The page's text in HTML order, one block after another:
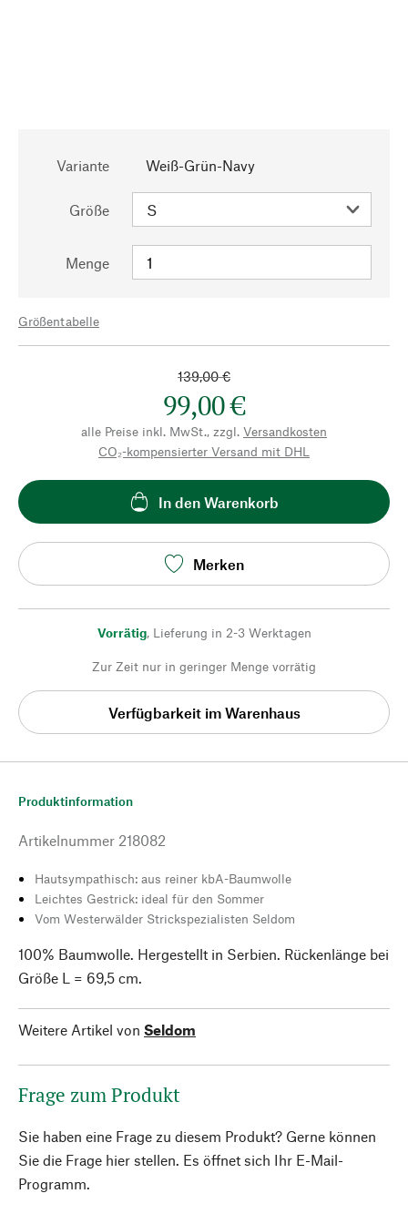
Variante Weiß-Grün-Navy
Größe
Menge
Größentabelle
139,00 €
99,00 €
alle Preise inkl. MwSt., zzgl. Versandkosten
CO₂-kompensierter Versand mit DHL
In den Warenkorb
Merken
Vorrätig, Lieferung in 2-3 Werktagen
Zur Zeit nur in geringer Menge vorrätig
Verfügbarkeit im Warenhaus
Produktinformation
Artikelnummer 218082
Hautsympathisch: aus reiner kbA-Baumwolle
Leichtes Gestrick: ideal für den Sommer
Vom Westerwälder Strickspezialisten Seldom
100% Baumwolle. Hergestellt in Serbien. Rückenlänge bei
Größe L = 69,5 cm.
Weitere Artikel von Seldom
Frage zum Produkt
Sie haben eine Frage zu diesem Produkt? Gerne können
Sie die Frage hier stellen. Es öffnet sich Ihr E-Mail-
Programm.